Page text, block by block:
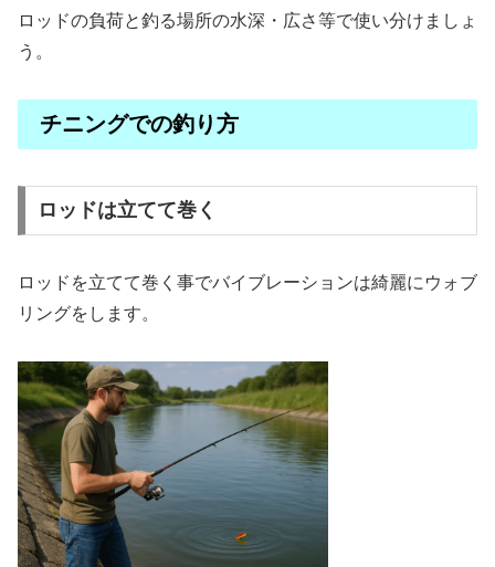
ロッドの負荷と釣る場所の水深・広さ等で使い分けましょ
う。
チニングでの釣り方
ロッドは立てて巻く
ロッドを立てて巻く事でバイブレーションは綺麗にウォブ
リングをします。